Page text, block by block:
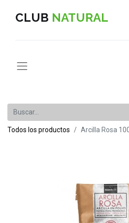
CLUB NATURAL
Todos los productos Arcilla Rosa